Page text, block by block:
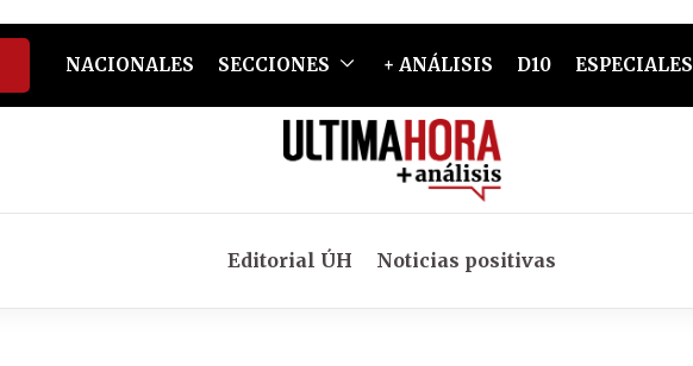
NACIONALES SECCIONES + ANÁLISIS D10 ESPECIALES
Editorial ÚH Noticias positivas